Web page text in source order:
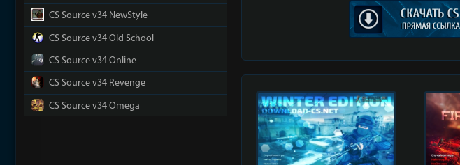
CS Source v34 NewStyle
CS Source v34 Old School
CS Source v34 Online
CS Source v34 Revenge
CS Source v34 Omega